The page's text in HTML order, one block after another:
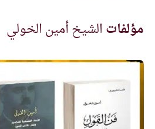
مؤلفاتالشيخ أمين الخولي